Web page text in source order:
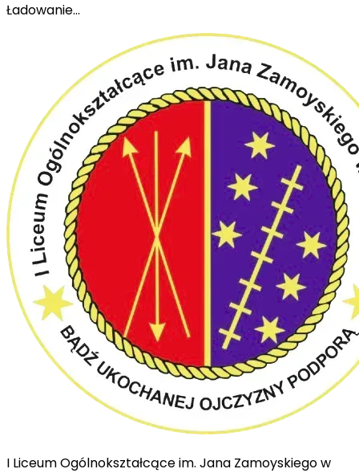
Ładowanie...
I Liceum Ogólnokształcące im. Jana Zamoyskiego w